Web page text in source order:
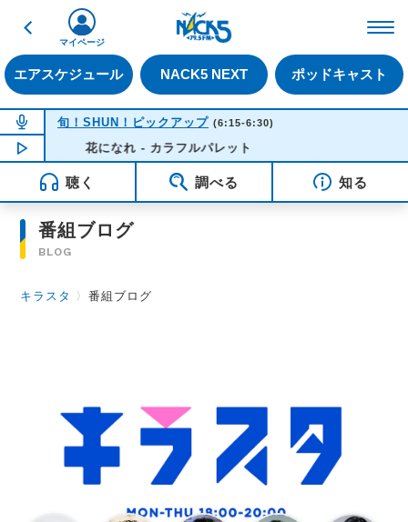
戻る
エアスケジュール NACK5 NEXT ポッドキャスト
マイページ
NOW ON AIR
旬！SHUN！ピックアップ (6:15-6:30)
NOW PLAYING 06:09
花になれ - カラフルパレット
聴く 調べる 知る
番組ブログ
BLOG
キラスタ 〉番組ブログ